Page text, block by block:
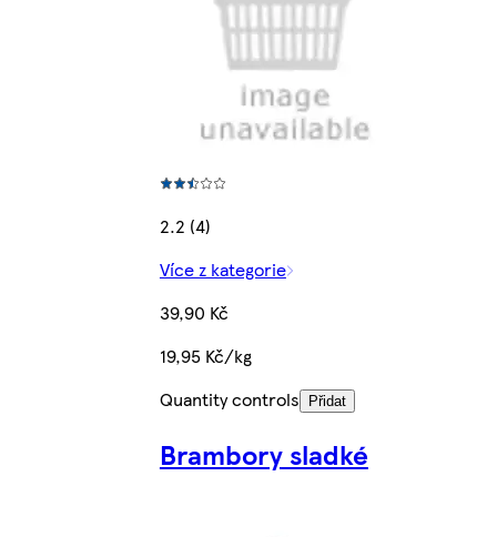
2.2 (4)
Více z kategorie
39,90 Kč
19,95 Kč/kg
Quantity controls
Přidat
Brambory sladké